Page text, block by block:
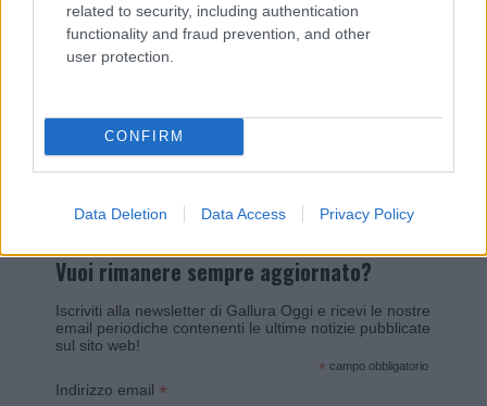
related to security, including authentication
functionality and fraud prevention, and other
user protection.
CONFIRM
Data Deletion Data Access Privacy Policy
Invia un Comunicato Stampa
Vuoi rimanere sempre aggiornato?
Iscriviti alla newsletter di Gallura Oggi e ricevi le nostre
email periodiche contenenti le ultime notizie pubblicate
sul sito web!
* campo obbligatorio
Indirizzo email *